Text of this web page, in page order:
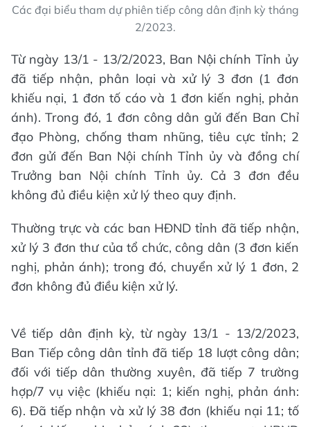
Các đại biểu tham dự phiên tiếp công dân định kỳ tháng
2/2023.
Từ ngày 13/1 - 13/2/2023, Ban Nội chính Tỉnh ủy
đã tiếp nhận, phân loại và xử lý 3 đơn (1 đơn
khiếu nại, 1 đơn tố cáo và 1 đơn kiến nghị, phản
ánh). Trong đó, 1 đơn công dân gửi đến Ban Chỉ
đạo Phòng, chống tham nhũng, tiêu cực tỉnh; 2
đơn gửi đến Ban Nội chính Tỉnh ủy và đồng chí
Trưởng ban Nội chính Tỉnh ủy. Cả 3 đơn đều
không đủ điều kiện xử lý theo quy định.
Thường trực và các ban HĐND tỉnh đã tiếp nhận,
xử lý 3 đơn thư của tổ chức, công dân (3 đơn kiến
nghị, phản ánh); trong đó, chuyển xử lý 1 đơn, 2
đơn không đủ điều kiện xử lý.
Về tiếp dân định kỳ, từ ngày 13/1 - 13/2/2023,
Ban Tiếp công dân tỉnh đã tiếp 18 lượt công dân;
đối với tiếp dân thường xuyên, đã tiếp 7 trường
hợp/7 vụ việc (khiếu nại: 1; kiến nghị, phản ánh:
6). Đã tiếp nhận và xử lý 38 đơn (khiếu nại 11; tố